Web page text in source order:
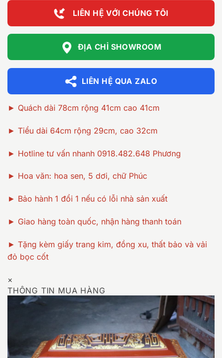
LIÊN HỆ VỚI CHÚNG TÔI
ĐỊA CHỈ SHOWROOM
LIÊN HỆ QUA ZALO
► Quách dài 78cm rộng 41cm cao 41cm
► Tiểu dài 64cm rộng 29cm, cao 32cm
► Hotline tư vấn nhanh 0918.482.648 Phương
► Hoa văn: hoa sen, 5 dơi, chữ Phúc
► Bảo hành 1 đổi 1 nếu có lỗi nhà sản xuất
► Giao hàng toàn quốc, nhận hàng thanh toán
► Tặng kèm giấy trang kim, đồng xu, thất bảo và vải
đỏ bọc cốt
×
THÔNG TIN MUA HÀNG